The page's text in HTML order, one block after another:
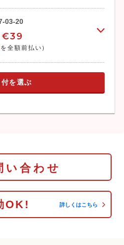
03-20
€39
を全額前払い)
付を選ぶ
い合わせ
OK! 詳しくはこちら